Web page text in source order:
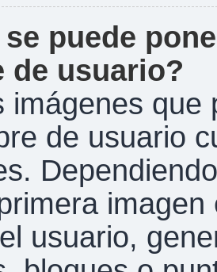
puede
de usuario?
imágenes que
de usuario
usuario,